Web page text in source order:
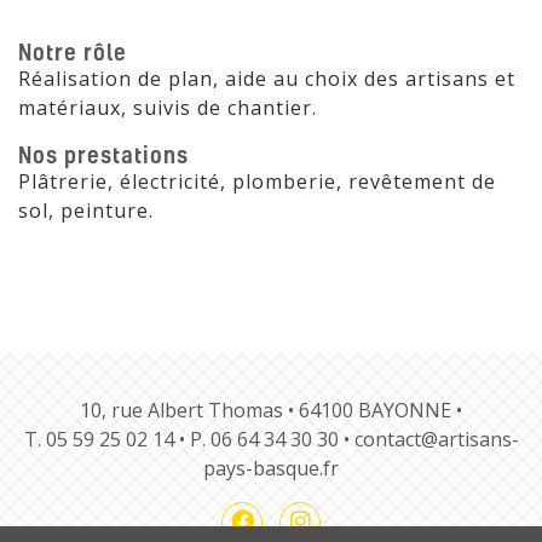
Notre rôle
Réalisation de plan, aide au choix des artisans et
matériaux, suivis de chantier.
Nos prestations
Plâtrerie, électricité, plomberie, revêtement de
sol, peinture.
10, rue Albert Thomas • 64100 BAYONNE •
T. 05 59 25 02 14• P. 06 64 34 30 30 • contact@artisans-
pays-basque.fr